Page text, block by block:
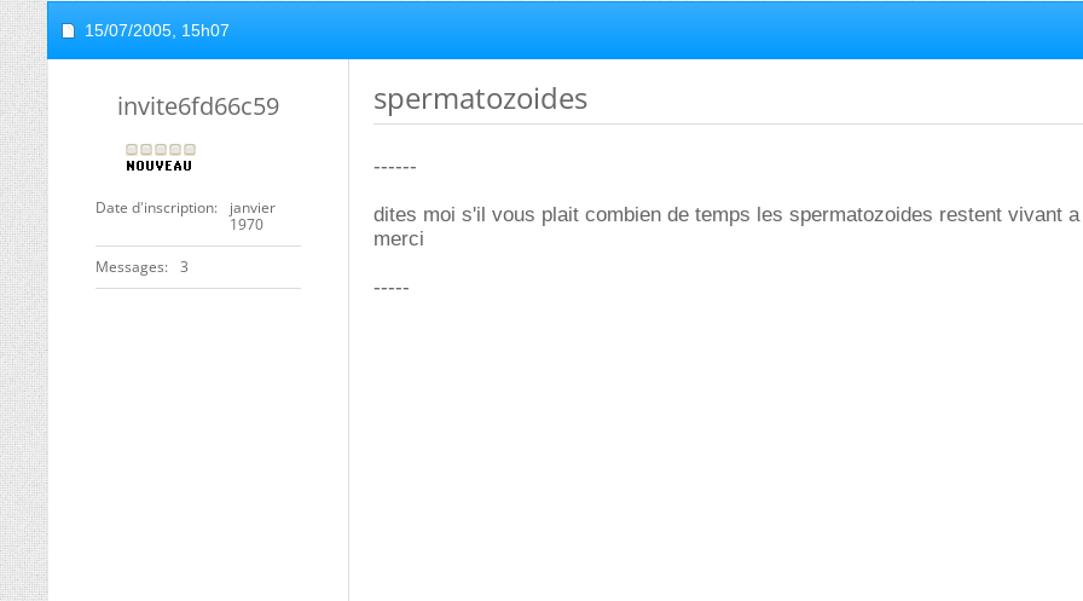
15/07/2005, 15h07
invite6fd66c59
Date d'inscription
janvier
1970
Messages 3
spermatozoides
------
dites moi s'il vous plait combien de temps les spermatozoides restent vivant
merci
-----